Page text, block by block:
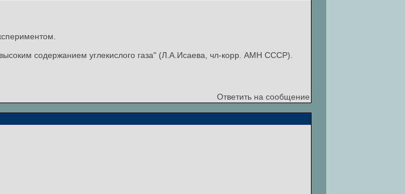
содержанием углекислого газа" (Л.А.Исаева, чл-корр. АМН СССР).
Ответить на сообщение